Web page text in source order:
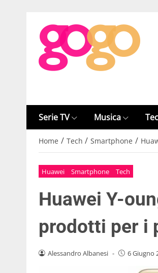
Serie TV Musica
Home / Tech / Smartphone /
Huawei Smartphone Tech
Huawei Y-
prodotti per i
Alessandro Albanesi - 6 Giugno